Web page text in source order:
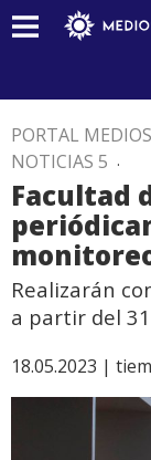
PORTAL
NOTICIAS 5 .
Facultad
Realizarán
a partir del
18.05.2023 |